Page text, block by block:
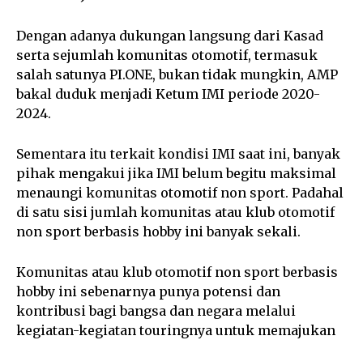
Dengan adanya dukungan langsung dari Kasad
serta sejumlah komunitas otomotif, termasuk
salah satunya PI.ONE, bukan tidak mungkin, AMP
bakal duduk menjadi Ketum IMI periode 2020-
2024.
Sementara itu terkait kondisi IMI saat ini, banyak
pihak mengakui jika IMI belum begitu maksimal
menaungi komunitas otomotif non sport. Padahal
di satu sisi jumlah komunitas atau klub otomotif
non sport berbasis hobby ini banyak sekali.
Komunitas atau klub otomotif non sport berbasis
hobby ini sebenarnya punya potensi dan
kontribusi bagi bangsa dan negara melalui
kegiatan-kegiatan touringnya untuk memajukan